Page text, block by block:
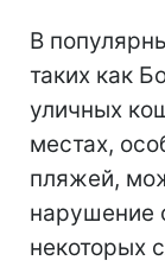
В
таких как
уличных
местах,
пляжей,
нарушение
некоторых